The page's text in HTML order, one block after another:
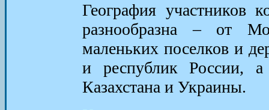
География участников
разнообразна – от
маленьких поселков и
и республик России,
Казахстана и Украины.